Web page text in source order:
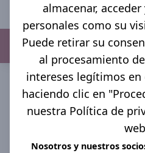
inicio > transparencia >
Puebla > Estados Financieros >
Estados
financieros
almacenar,
personales como su
Puede retirar su
al procesamiento
intereses legítimos
haciendo clic en
nuestra Política de
Nosotros y nuestros